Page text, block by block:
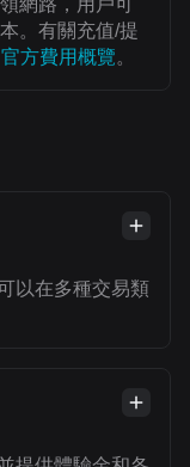
網路，用戶可
。有關充值/提
方費用概覽。
以在多種交易類